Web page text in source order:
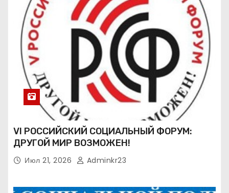
VI РОССИЙСКИЙ СОЦИАЛЬНЫЙ ФОРУМ:
ДРУГОЙ МИР ВОЗМОЖЕН!
Июл 21, 2026 Adminkr23